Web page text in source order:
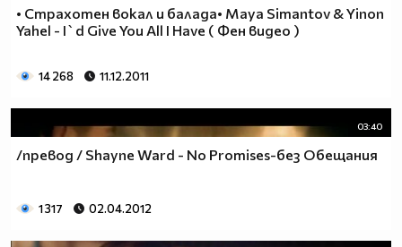
• Страхотен вокал и балада• Maya Simantov & Yinon
Yahel - I`d Give You All I Have ( Фен видео )
14 268 11.12.2011
03:40
/превод / Shayne Ward - No Promises-без Обещания
1 317 02.04.2012